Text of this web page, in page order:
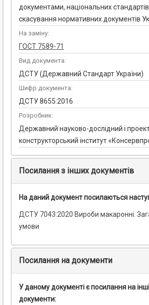
документами, національних стандартів
скасування нормативних документів
На заміну:
ГОСТ 7589-71
Вид документа:
ДСТУ (Державний Стандарт України)
Шифр документа:
ДСТУ 8655:2016
Розробник:
Державний науково-дослідний і
конструкторський інститут
Посилання з інших документів
На даний документ посилаються
ДСТУ 7043:2020 Вироби макаронні.
умови
Посилання на документи
У даному документі є посилання на
документи: